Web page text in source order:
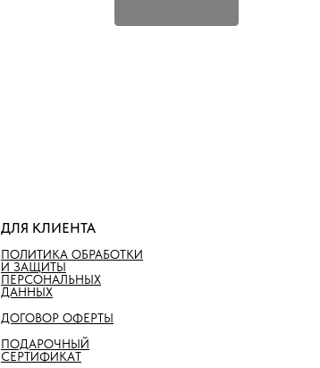
ДЛЯ КЛИЕНТА
ПОЛИТИКА ОБРАБОТКИ
И ЗАЩИТЫ
ПЕРСОНАЛЬНЫХ
ДАННЫХ
ДОГОВОР ОФЕРТЫ
ПОДАРОЧНЫЙ
СЕРТИФИКАТ